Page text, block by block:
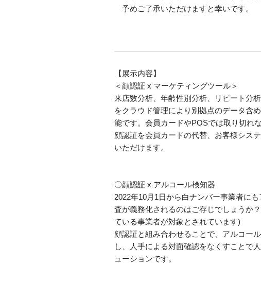
予めご了承いただけますと幸いです。
【展示内容】
＜顔認証 x マーケティングツール＞
来店数分析、年齢性別分析、リピート分
をクラウド管理により別拠点のデータ含
能です。会員カードやPOSでは取り切れ
顔認証を会員カードの代替、お客様シス
いただけます。
〇顔認証 x アルコール検知器
2022年10月1日から白ナンバー事業者に
査が義務化されるのはご存じでしょうか
ている事業者が対象とされています)
顔認証と組み合わせることで、アルコー
し、人手による対面確認をなくすことで
ューションです。